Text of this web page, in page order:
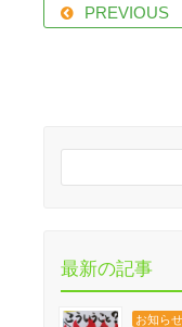
PREVIOUS
最新の記事
お知らせ